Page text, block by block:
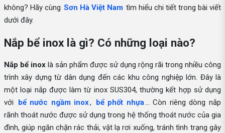
không? Hãy cùng Sơn Hà Việt Nam tìm hiểu chi tiết trong bài viết
dưới đây.
Nắp bể inox là gì? Có những loại nào?
Nắp bể inox là sản phẩm được sử dụng rộng rãi trong nhiều công
trình xây dựng từ dân dụng đến các khu công nghiệp lớn. Đây là
một loại nắp được làm từ inox SUS304, thường kết hợp sử dụng
với
bể nước ngầm inox, bể phốt nhựa… Còn riêng dòng nắp
rãnh thoát nước được sử dụng trong hệ thống thoát nước của gia
đình, giúp ngăn chặn rác thải, vật lạ rơi xuống, tránh tình trạng gây